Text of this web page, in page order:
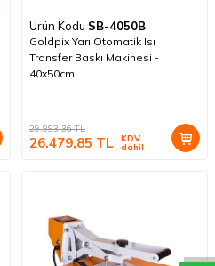
Ürün Kodu SB-4050B
Goldpix Yarı Otomatik Isı
Transfer Baskı Makinesi -
40x50cm
29.993,36TL
26.479,85 TL KDV
dahil